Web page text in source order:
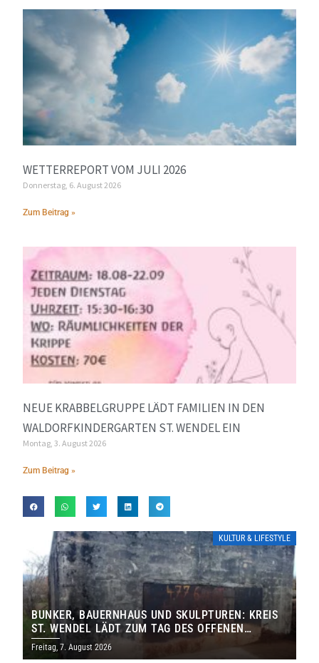
WETTERREPORT VOM JULI 2026
Donnerstag, 6. August 2026
Zum Beitrag »
NEUE KRABBELGRUPPE LÄDT FAMILIEN IN DEN
WALDORFKINDERGARTEN ST. WENDEL EIN
Montag, 3. August 2026
Zum Beitrag »
KULTUR & LIFESTYLE
BUNKER, BAUERNHAUS UND SKULPTUREN: KREIS
ST. WENDEL LÄDT ZUM TAG DES OFFENEN
DENKMALS EIN
Freitag, 7. August 2026